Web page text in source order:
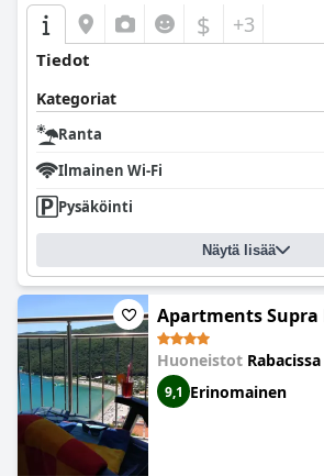
$ +3
Tiedot
Kategoriat
Ranta
Ilmainen Wi-Fi
Pysäköinti
Näytä lisää
Apartments Supra
Huoneistot Rabacissa
9,1 Erinomainen